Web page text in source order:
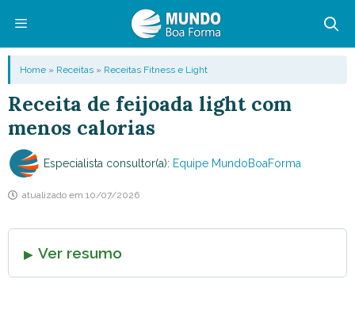
conteúdo
Menu
Home » Receitas » Receitas Fitness e Light
Receita de feijoada light com
menos calorias
Especialista consultor(a): Equipe MundoBoaForma
atualizado em 10/07/2026
Ver resumo